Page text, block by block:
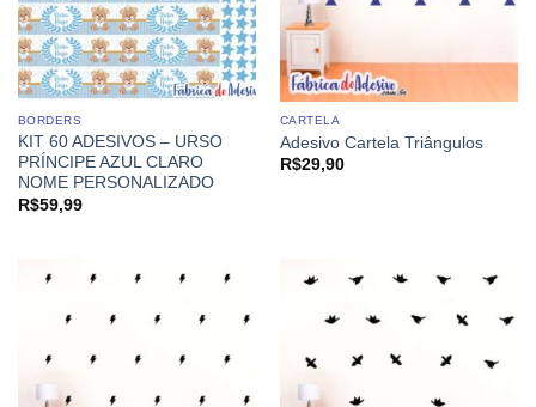
BORDERS
KIT 60 ADESIVOS – URSO
PRÍNCIPE AZUL CLARO
NOME PERSONALIZADO
R$59,99
CARTELA
Adesivo Cartela Triângulos
R$29,90